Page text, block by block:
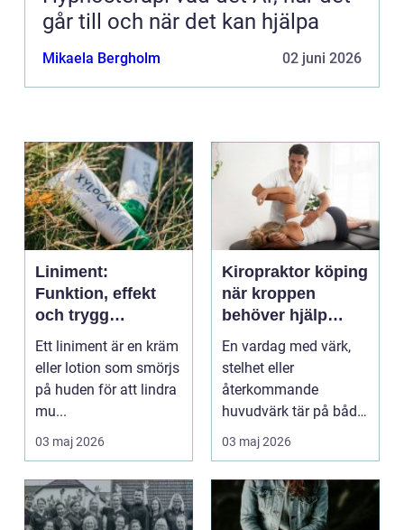
går till och när det kan hjälpa
Mikaela Bergholm 02 juni 2026
Liniment:
Funktion, effekt
och trygg
användning
Ett liniment är en kräm
eller lotion som smörjs
på huden för att lindra
mu...
03 maj 2026
Kiropraktor köping
när kroppen
behöver hjälp
tillbaka
En vardag med värk,
stelhet eller
återkommande
huvudvärk tär på både
ork och humör. Många
går länge ...
03 maj 2026